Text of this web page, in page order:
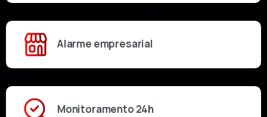
Alarme empresarial
Monitoramento 24h